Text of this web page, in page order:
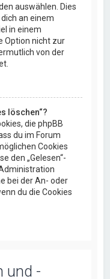
auswählen. Dies
an einem
in einem
Option nicht zur
von der
löschen“?
die phpBB
du im Forum
Cookies
den „Gelesen“-
bei der An- oder
du die Cookies
und -